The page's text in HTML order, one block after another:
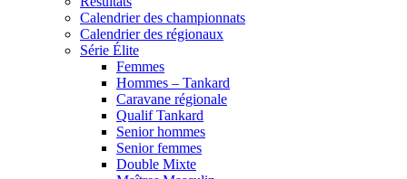
Calendrier des championnats
Calendrier des régionaux
Série Élite
Femmes
Hommes – Tankard
Caravane régionale
Qualif Tankard
Senior hommes
Senior femmes
Double Mixte